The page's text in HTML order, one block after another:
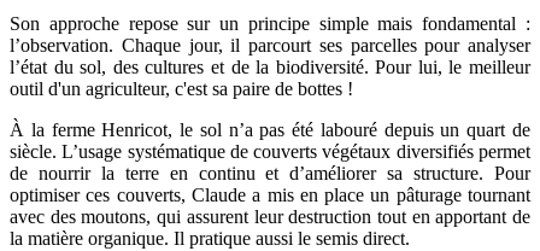
Son approche repose sur un principe simple mais fondamental :
l’observation. Chaque jour, il parcourt ses parcelles pour analyser
l’état du sol, des cultures et de la biodiversité. Pour lui, le meilleur
outil d'un agriculteur, c'est sa paire de bottes !
À la ferme Henricot, le sol n’a pas été labouré depuis un quart de
siècle. L’usage systématique de couverts végétaux diversifiés permet
de nourrir la terre en continu et d’améliorer sa structure. Pour
optimiser ces couverts, Claude a mis en place un pâturage tournant
avec des moutons, qui assurent leur destruction tout en apportant de
la matière organique. Il pratique aussi le semis direct.